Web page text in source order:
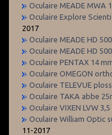
Oculaire MEADE MWA
Oculaire Explore
2017
Oculaire MEADE HD
Oculaire MEADE HD
Oculaire PENTAX 14
Oculaire OMEGON
Oculaire TELEVUE
Oculaire TAKA abbe
Oculaire VIXEN LVW
Oculaire William Optic
11-2017